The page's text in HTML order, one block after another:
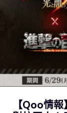
【Qoo情